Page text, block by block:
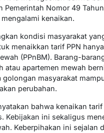
Nomor 49
kenaikan.
kondisi masyarakat
menaikkan tarif PPN
(PPnBM). Barang-
apartemen mewah
masyarakat
perubahan.
bahwa kenaikan
Kebijakan ini sekaligus
Keberpihakan ini